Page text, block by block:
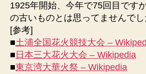
1925年開始、今年で75回目です
の古いものとは思ってませんでし
[参考]
■土浦全国花火競技大会 –
■ 日本三大花火大会 – Wikipedia
■東京湾大華火祭 – Wikipedia